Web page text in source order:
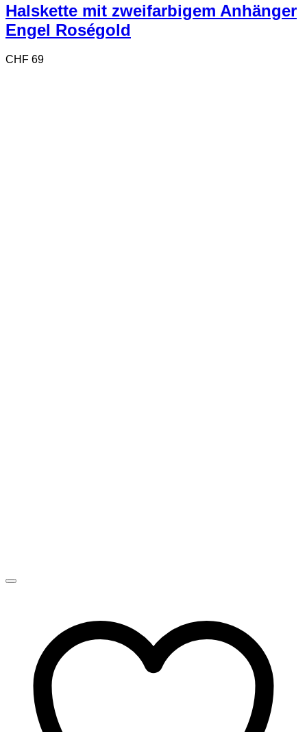
Halskette mit zweifarbigem Anhänger
Engel Roségold
CHF 69